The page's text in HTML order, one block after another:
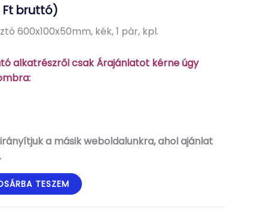
Ft bruttó)
600x100x50mm, kék, 1 pár, kpl.
alkatrészről csak Árajánlatot kérne úgy
a másik weboldalunkra, ahol ajánlat
TESZEM